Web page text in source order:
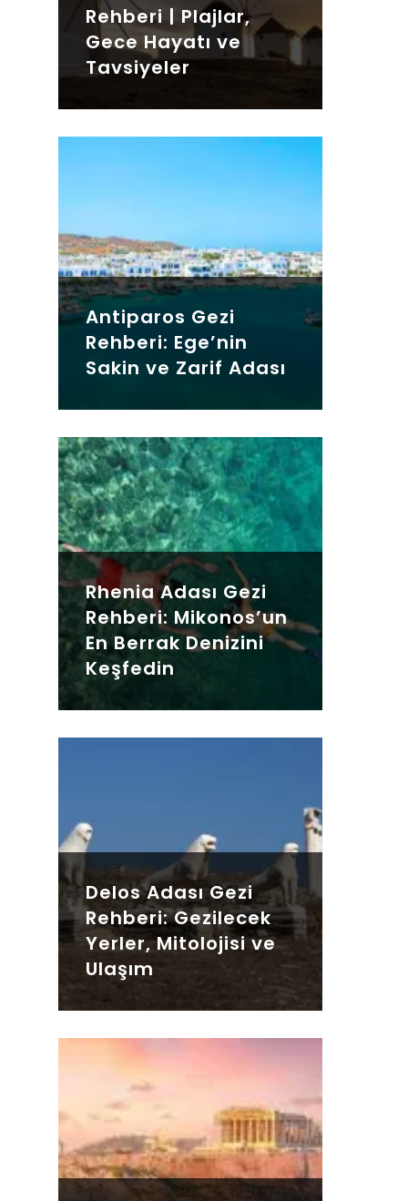
Rehberi | Plajlar,
Gece Hayatı ve
Tavsiyeler
Antiparos Gezi
Rehberi: Ege’nin
Sakin ve Zarif Adası
Rhenia Adası Gezi
Rehberi: Mikonos’un
En Berrak Denizini
Keşfedin
Delos Adası Gezi
Rehberi: Gezilecek
Yerler, Mitolojisi ve
Ulaşım